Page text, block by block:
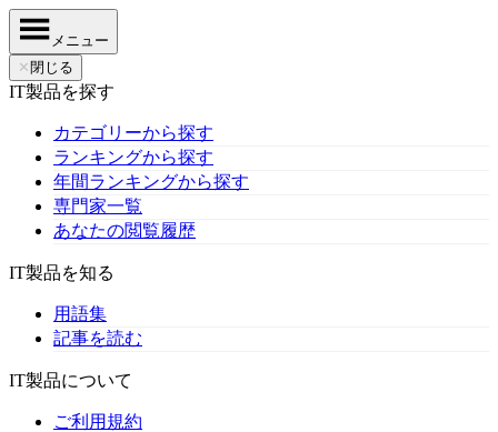
メニュー
✕ 閉じる
IT製品を探す
カテゴリーから探す
ランキングから探す
年間ランキングから探す
専門家一覧
あなたの閲覧履歴
IT製品を知る
用語集
記事を読む
IT製品について
ご利用規約